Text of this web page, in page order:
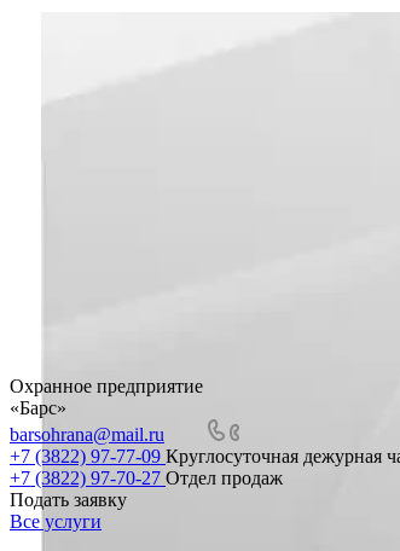
Охранное предприятие
«Барс»
barsohrana@mail.ru
+7 (3822) 97-77-09 Круглосуточная дежурная
+7 (3822) 97-70-27 Отдел продаж
Подать заявку
Все услуги